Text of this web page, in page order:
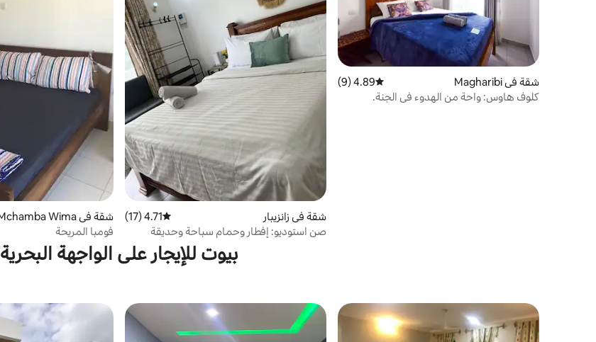
شقة في Magharibi متوسط التقييم 4.89 من 5، 9 مراجعات
4.89 (9)
كلوف هاوس: واحة من الهدوء في الجنة.
شقة في زانزيبار متوسط التقييم 4.71 من 5، 17 مراجعات
4.71 (17)
صن استوديو: إفطار وحمام سباحة وحديقة
شقة في Mchamba Wima
فومبا المريحة
بيوت للإيجار على الواجهة البحرية